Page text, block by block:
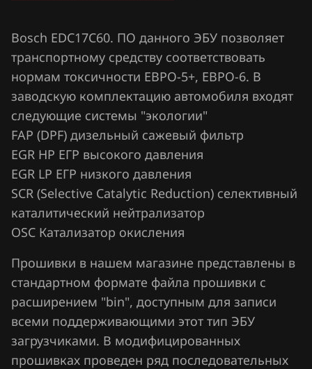
Chenglong
Chery
Chevrolet
Chrysler
Citroen
Dacia
Daewoo
DAF
Derways
Dodge
Dongfeng
Exeed
Delphi DCM7.1(x)
Marelli IAW6LPxx
Siemens (Continental) SID807 EVO
Valeo j34p
Valeo V46 (VD46)
Valeo VD56.1
Bosch EDC17C60. ПО данного ЭБУ позволяет
транспортному средству соответствовать
нормам токсичности ЕВРО-5+, ЕВРО-6. В
заводскую комплектацию автомобиля входят
следующие системы "экологии"
FAP (DPF) дизельный сажевый фильтр
EGR HP ЕГР высокого давления
EGR LP ЕГР низкого давления
SCR (Selective Catalytic Reduction) селективный
каталитический нейтрализатор
OSC Катализатор окисления
Прошивки в нашем магазине представлены в
стандартном формате файла прошивки с
расширением "bin", доступным для записи
всеми поддерживающими этот тип ЭБУ
загрузчиками. В модифицированных
прошивках проведен ряд последовательных